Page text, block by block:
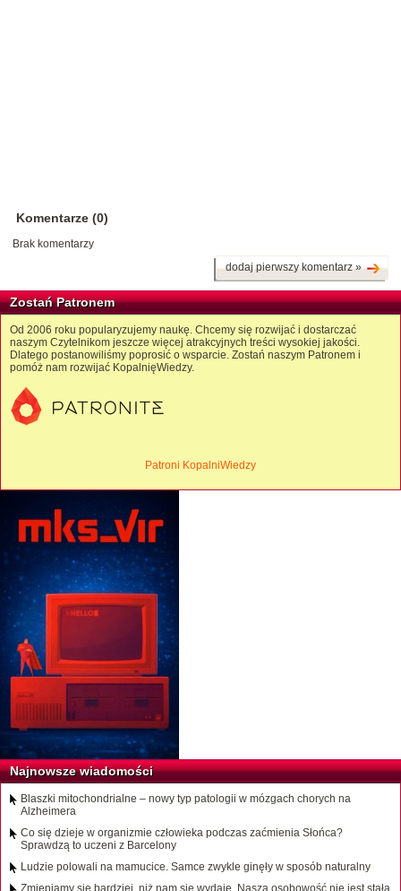
Komentarze (0)
Brak komentarzy
dodaj pierwszy komentarz »
Zostań Patronem
Od 2006 roku popularyzujemy naukę. Chcemy się rozwijać i dostarczać
naszym Czytelnikom jeszcze więcej atrakcyjnych treści wysokiej jakości.
Dlatego postanowiliśmy poprosić o wsparcie. Zostań naszym Patronem i
pomóż nam rozwijać KopalnięWiedzy.
Patroni KopalniWiedzy
Najnowsze wiadomości
Blaszki mitochondrialne – nowy typ patologii w mózgach chorych na
Alzheimera
Co się dzieje w organizmie człowieka podczas zaćmienia Słońca?
Sprawdzą to uczeni z Barcelony
Ludzie polowali na mamucice. Samce zwykle ginęły w sposób naturalny